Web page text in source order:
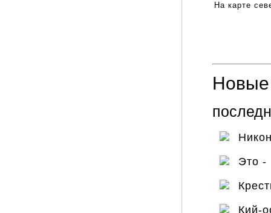
На карте
Новые
Это -
Кий-